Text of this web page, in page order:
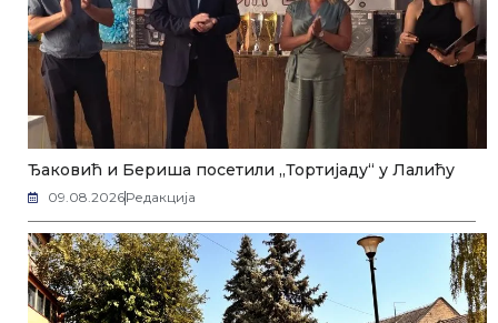
Ђаковић и Бериша посетили „Тортијаду“ у Лалићу
09.08.2026Редакција